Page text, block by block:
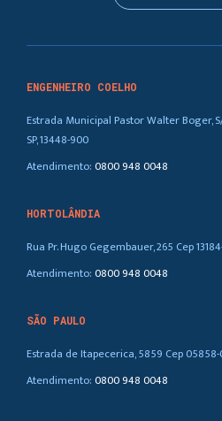
ENGENHEIRO COELHO
Estrada Municipal Pastor Walter Boger,
SP, 13448-900
Atendimento:0800 948 0048
HORTOLÂNDIA
Rua Pr. Hugo Gegembauer, 265 Cep
Atendimento:0800 948 0048
SÃO PAULO
Estrada de Itapecerica, 5859 Cep 05858-
Atendimento:0800 948 0048